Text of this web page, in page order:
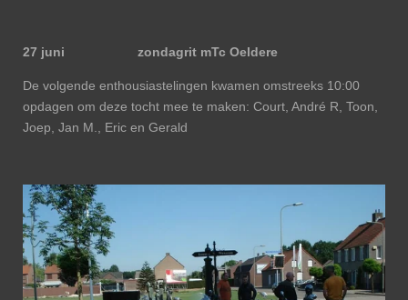
27 juni zondagrit mTc Oeldere
De volgende enthousiastelingen kwamen omstreeks 10:00
opdagen om deze tocht mee te maken: Court, André R, Toon,
Joep, Jan M., Eric en Gerald